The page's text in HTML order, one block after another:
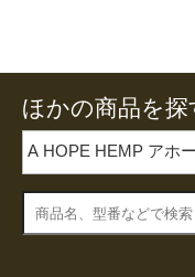
ほかの商品を探